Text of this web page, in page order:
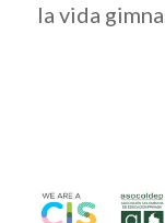
la vida